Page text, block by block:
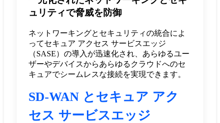
ュリティで脅威を防御
ネットワーキングとセキュリティの統合によ
ってセキュア アクセス サービスエッジ
（SASE）の導入が迅速化され、あらゆるユー
ザーやデバイスからあらゆるクラウドへのセ
キュアでシームレスな接続を実現できます。
SD-WAN とセキュア アク
セス サービスエッジ